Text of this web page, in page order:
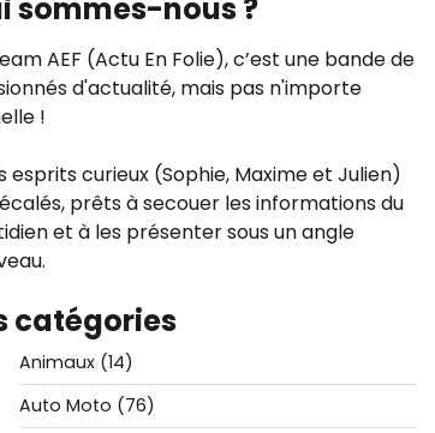
sommes-nous ?
AEF (Actu En Folie), c’est une bande de
d'actualité, mais pas n'importe
!
esprits curieux (Sophie, Maxime et Julien)
prêts à secouer les informations du
et à les présenter sous un angle
catégories
Animaux(14)
Auto Moto (76)